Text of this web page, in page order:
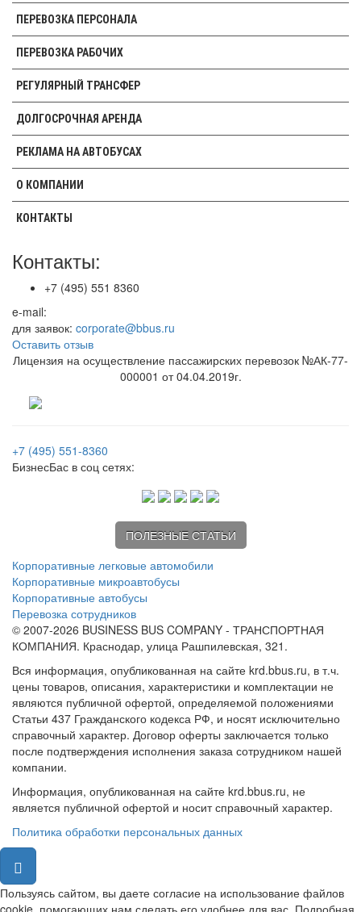
ПЕРЕВОЗКА ПЕРСОНАЛА
ПЕРЕВОЗКА РАБОЧИХ
РЕГУЛЯРНЫЙ ТРАНСФЕР
ДОЛГОСРОЧНАЯ АРЕНДА
РЕКЛАМА НА АВТОБУСАХ
О КОМПАНИИ
КОНТАКТЫ
Контакты:
+7 (495) 551 8360
e-mail:
для заявок: corporate@bbus.ru
Оставить отзыв
Лицензия на осуществление пассажирских перевозок №АК-77-
000001 от 04.04.2019г.
+7 (495) 551-8360
БизнесБас в соц сетях:
ПОЛЕЗНЫЕ СТАТЬИ
Корпоративные легковые автомобили
Корпоративные микроавтобусы
Корпоративные автобусы
Перевозка сотрудников
© 2007-2026 BUSINESS BUS COMPANY - ТРАНСПОРТНАЯ
КОМПАНИЯ. Краснодар, улица Рашпилевская, 321.
Вся информация, опубликованная на сайте krd.bbus.ru, в т.ч.
цены товаров, описания, характеристики и комплектации не
являются публичной офертой, определяемой положениями
Статьи 437 Гражданского кодекса РФ, и носят исключительно
справочный характер. Договор оферты заключается только
после подтверждения исполнения заказа сотрудником нашей
компании.
Информация, опубликованная на сайте krd.bbus.ru, не
является публичной офертой и носит справочный характер.
Политика обработки персональных данных
Пользуясь сайтом, вы даете согласие на использование файлов
cookie, помогающих нам сделать его удобнее для вас. Подробная